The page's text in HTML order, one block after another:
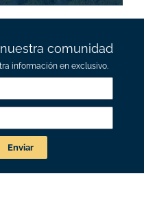
comunidad
información en exclusivo.
Enviar